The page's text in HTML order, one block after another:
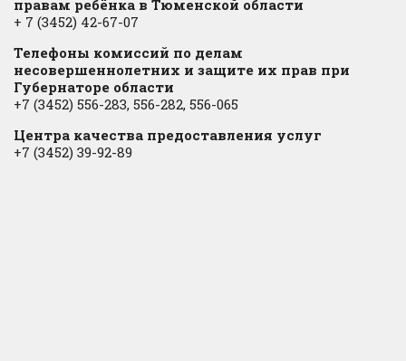
правам ребёнка в Тюменской области
+ 7 (3452) 42-67-07
Телефоны комиссий по делам
несовершеннолетних и защите их прав при
Губернаторе области
+7 (3452) 556-283, 556-282, 556-065
Центра качества предоставления услуг
+7 (3452) 39-92-89